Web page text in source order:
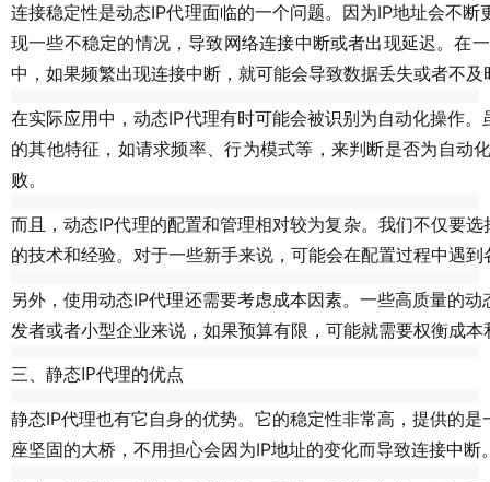
连接稳定性是动态IP代理面临的一个问题。因为IP地址会不
现一些不稳定的情况，导致网络连接中断或者出现延迟。在
中，如果频繁出现连接中断，就可能会导致数据丢失或者不
在实际应用中，动态IP代理有时可能会被识别为自动化操作
的其他特征，如请求频率、行为模式等，来判断是否为自动
败。
而且，动态IP代理的配置和管理相对较为复杂。我们不仅要
的技术和经验。对于一些新手来说，可能会在配置过程中遇
另外，使用动态IP代理还需要考虑成本因素。一些高质量的
发者或者小型企业来说，如果预算有限，可能就需要权衡成
三、静态IP代理的优点
静态IP代理也有它自身的优势。它的稳定性非常高，提供的
座坚固的大桥，不用担心会因为IP地址的变化而导致连接中